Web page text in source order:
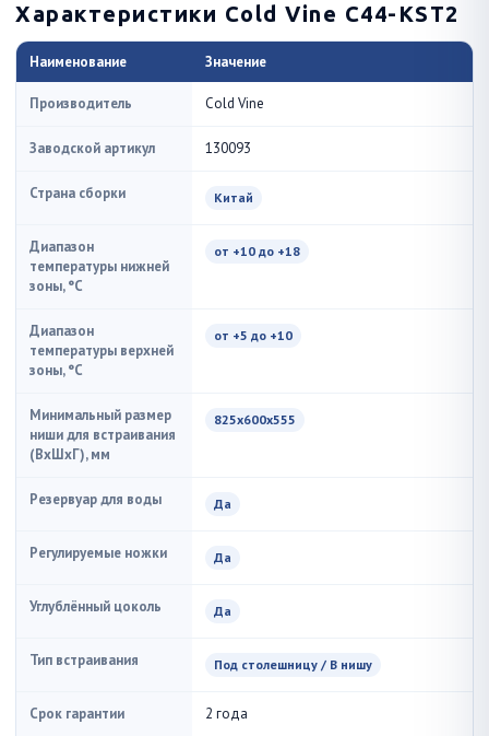
Характеристики Cold Vine C44-KST2
Наименование Значение
Производитель Cold Vine
Заводской артикул 130093
Страна сборки Китай
Диапазон
температуры нижней
зоны, °C
от +10 до +18
Диапазон
температуры верхней
зоны, °C
от +5 до +10
Минимальный размер
ниши для встраивания
(ВxШxГ), мм
825х600х555
Резервуар для воды Да
Регулируемые ножки Да
Углублённый цоколь Да
Тип встраивания Под столешницу / В нишу
Срок гарантии 2 года